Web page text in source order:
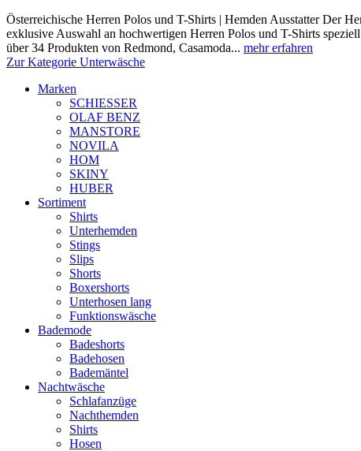
Österreichische Herren Polos und T-Shirts | Hemden Ausstatter Der
exklusive Auswahl an hochwertigen Herren Polos und T-Shirts
über 34 Produkten von Redmond, Casamoda... mehr erfahren
Zur Kategorie Unterwäsche
Marken
SCHIESSER
OLAF BENZ
MANSTORE
NOVILA
HOM
SKINY
HUBER
Sortiment
Shirts
Unterhemden
Stings
Slips
Shorts
Boxershorts
Unterhosen lang
Funktionswäsche
Bademode
Badeshorts
Badehosen
Bademäntel
Nachtwäsche
Schlafanzüge
Nachthemden
Shirts
Hosen